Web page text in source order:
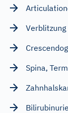
Verblitzung
Spina,
Bilirubinurie